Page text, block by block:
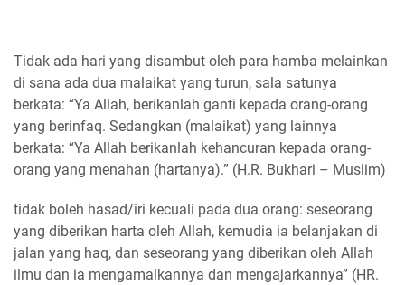
Tidak ada hari yang disambut oleh para hamba melainkan
di sana ada dua malaikat yang turun, sala satunya
berkata: “Ya Allah, berikanlah ganti kepada orang-orang
yang berinfaq. Sedangkan (malaikat) yang lainnya
berkata: “Ya Allah berikanlah kehancuran kepada orang-
orang yang menahan (hartanya).” (H.R. Bukhari – Muslim)
tidak boleh hasad/iri kecuali pada dua orang: seseorang
yang diberikan harta oleh Allah, kemudia ia belanjakan di
jalan yang haq, dan seseorang yang diberikan oleh Allah
ilmu dan ia mengamalkannya dan mengajarkannya” (HR.